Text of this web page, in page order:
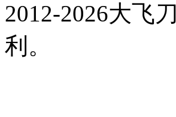
2012-2026大飞
利。